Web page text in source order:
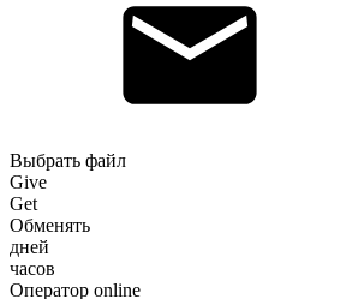
Выбрать файл
Give
Get
Обменять
дней
часов
Оператор online